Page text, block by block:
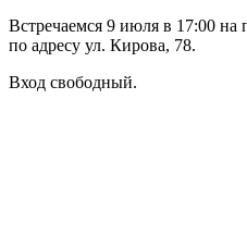
Встречаемся 9 июля в 17:00 на
по адресу ул. Кирова, 78.
Вход свободный.